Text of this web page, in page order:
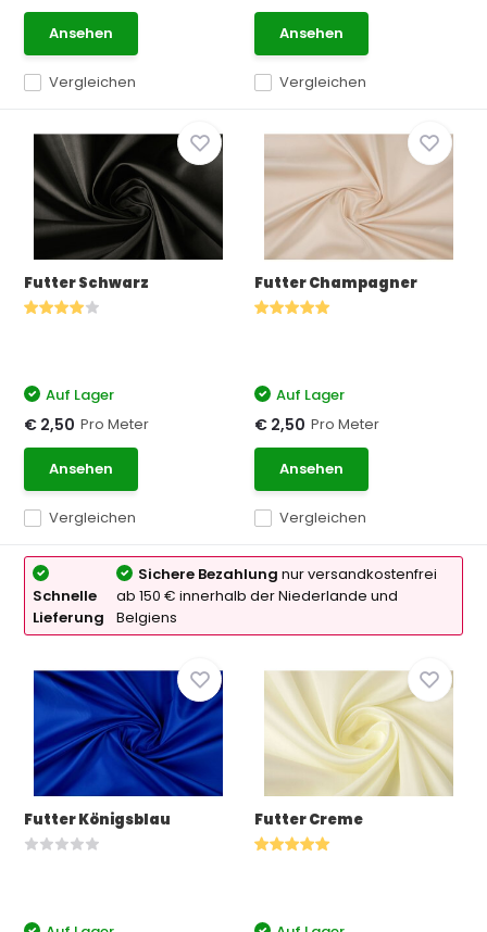
Vergleichen
Ansehen
Vergleichen
Ansehen
Futter Schwarz
Vergleichen
Auf Lager
€ 2,50 Pro Meter
Ansehen
Futter Champagner
Vergleichen
Auf Lager
€ 2,50 Pro Meter
Ansehen
Schnelle
Lieferung
Sichere Bezahlung nur versandkostenfrei
ab 150 € innerhalb der Niederlande und
Belgiens
Futter Königsblau Futter Creme